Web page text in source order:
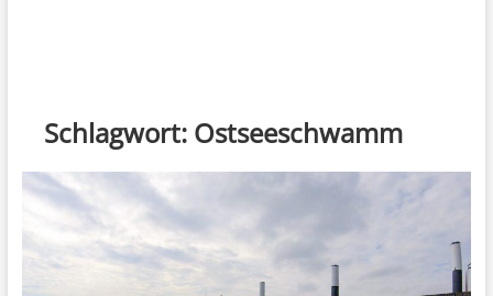
Schlagwort: Ostseeschwamm